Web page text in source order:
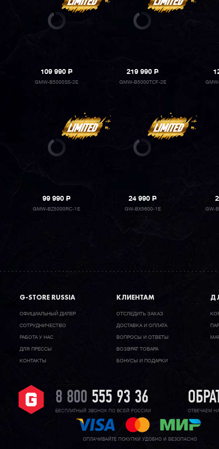
109 990P
GMW-B5000SS-2E
219 990P
GMW-B5000TCF-2E
99 990P
GMW-BZ5000RC-1E
24 990P
GW-BX5600-1E GW-
G-STORE RUSSIA
ОФИЦИАЛЬНЫЙ ДИЛЕР
CОТРУДНИЧЕСТВО
РАБОТА У НАС
ДЛЯ ПРЕССЫ
КОНТАКТЫ
КЛИЕНТАМ
ОТСЛЕДИТЬ ЗАКАЗ
ДОСТАВКА И ОПЛАТА
ВОПРОСЫ И ОТВЕТЫ
ВОЗВРАТ ТОВАРА
БОНУСЫ И ПОДАРКИ
8 800 555 93 36
БЕСПЛАТНЫЙ ЗВОНОК ПО ВСЕЙ РОССИИ ОТВЕЧАЕМ
ОПЛАЧИВАЙТЕ ПОКУПКИ УДОБНО И БЕЗОПАСНО